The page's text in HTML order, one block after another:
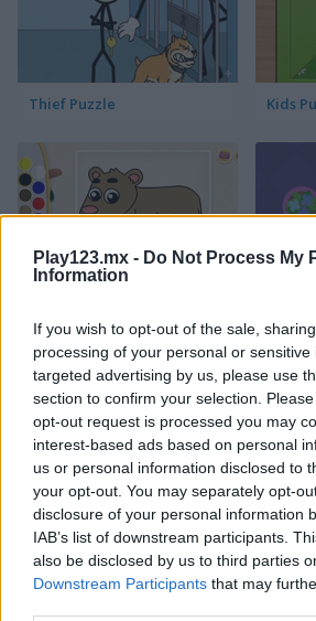
Play123.mx - Do Not Process My
Information
If you wish to opt-out of the sale,
processing of your personal or
targeted advertising by us, please use
section to confirm your selection.
opt-out request is processed you may
interest-based ads based on personal
us or personal information disclosed to
your opt-out. You may separately opt-
disclosure of your personal information
IAB’s list of downstream participants.
also be disclosed by us to third parties
Downstream Participants that may
Thief Puzzle Kids
Toilet Run